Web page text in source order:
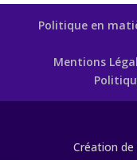
Politique en
Mentions
Création